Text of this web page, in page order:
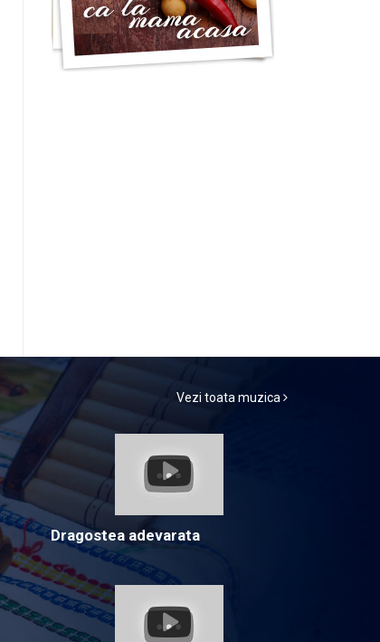
Vezi toata muzica
Dragostea adevarata